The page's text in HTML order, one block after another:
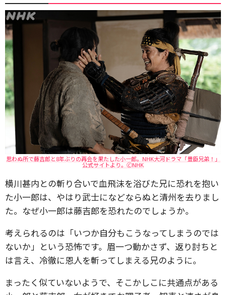
思わぬ所で藤吉郎と8年ぶりの再会を果たした小一郎。NHK大河ドラマ「豊臣兄弟！」
公式サイトより。🄫NHK
横川甚内との斬り合いで血飛沫を浴びた兄に恐れを抱い
た小一郎は、やはり武士になどならぬと清州を去りまし
た。なぜ小一郎は藤吉郎を恐れたのでしょうか。
考えられるのは「いつか自分もこうなってしまうのでは
ないか」という恐怖です。眉一つ動かさず、返り討ちと
は言え、冷徹に恩人を斬ってしまえる兄のように。
まったく似ていないようで、そこかしこに共通点がある